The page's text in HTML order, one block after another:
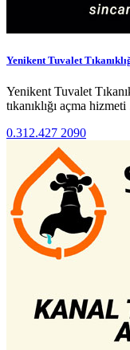
Yenikent Tuvalet
Yenikent Tuvalet
tıkanıklığı açma hizmeti
0.312.427 2090